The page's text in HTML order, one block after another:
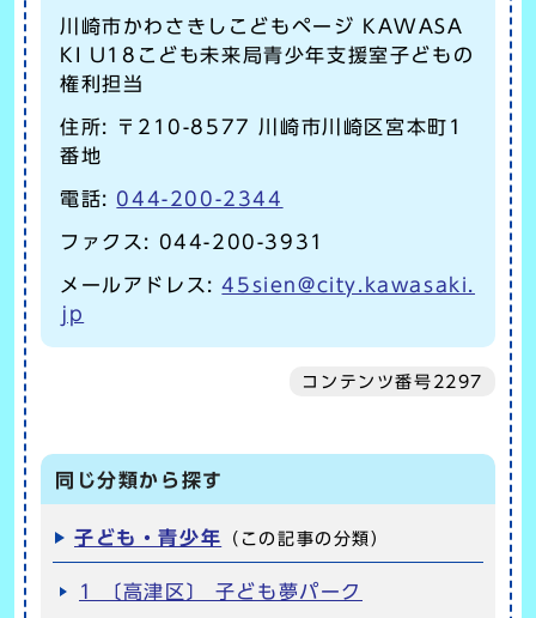
川崎市かわさきしこどもページ KAWASA
KI U18こども未来局青少年支援室子どもの
権利担当
住所: 〒210-8577 川崎市川崎区宮本町1
番地
電話: 044-200-2344
ファクス: 044-200-3931
メールアドレス:45sien@city.kawasaki.
jp
コンテンツ番号2297
同じ分類から探す
子ども・青少年 （この記事の分類）
1 〔高津区〕 子ども夢パーク